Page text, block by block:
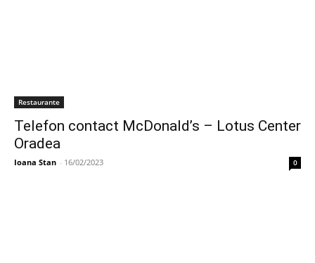
Restaurante
Telefon contact McDonald’s – Lotus Center
Oradea
Ioana Stan - 16/02/2023 0